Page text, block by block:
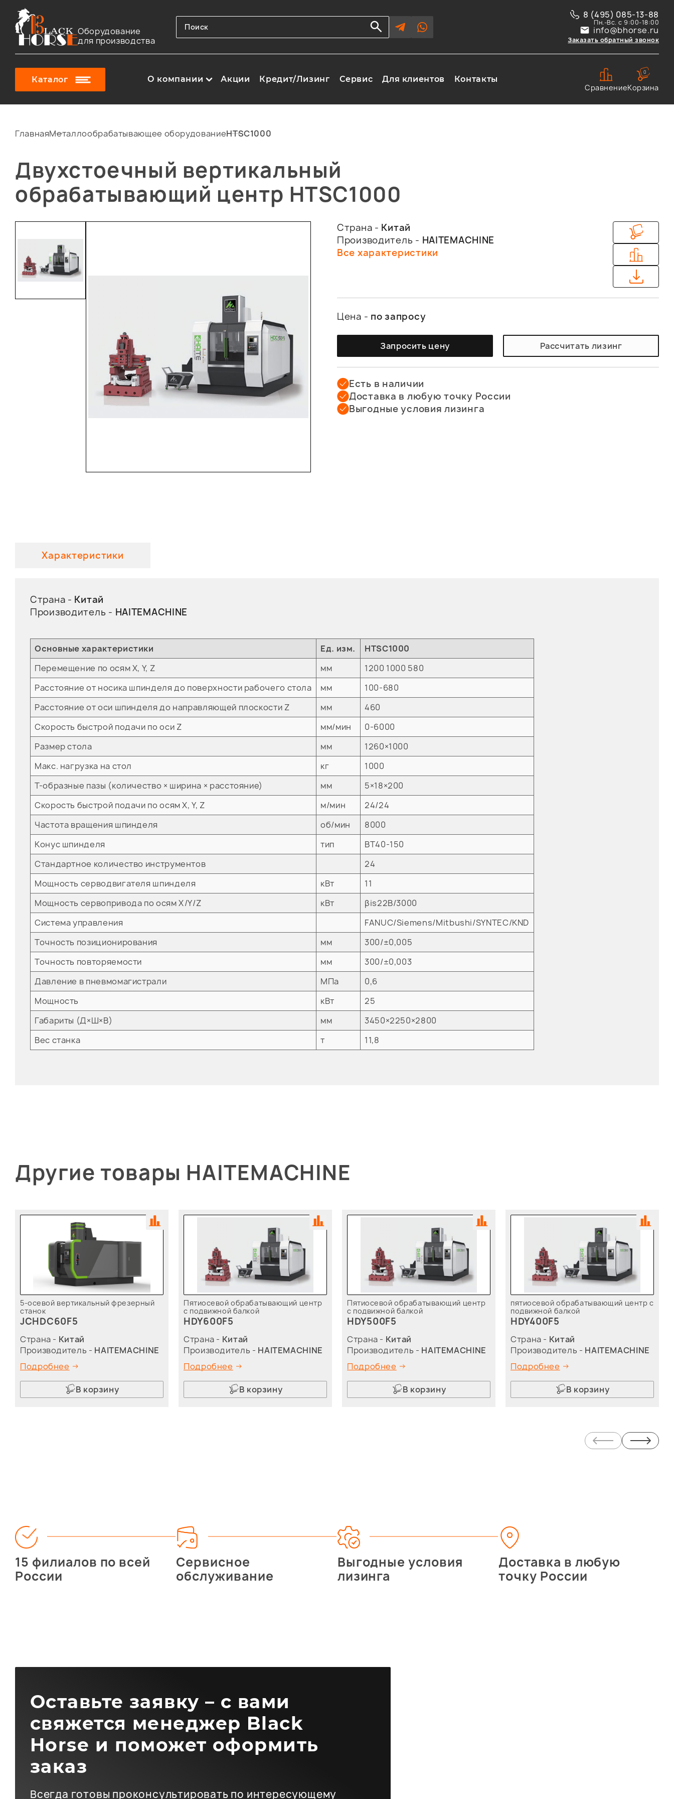
Оборудование
для производства
8 (495) 085-13-88
Пн.-Вс. с 9:00-18:00
info@bhorse.ru
Заказать обратный звонок
Каталог О компании Акции Кредит/Лизинг Сервис Для клиентов
Контакты
Сравнение
0
Корзина
ГлавнаяМеталлообрабатывающее оборудованиеHTSC1000
Двухстоечный вертикальный
обрабатывающий центр HTSC1000
Страна - Китай
Производитель - HAITEMACHINE
Все характеристики
Цена - по запросу
Запросить цену Рассчитать лизинг
Есть в наличии
Доставка в любую точку России
Выгодные условия лизинга
Характеристики
Страна - Китай
Производитель - HAITEMACHINE
Основные характеристики Ед. изм.
HTSC1000
Перемещение по осям X, Y, Z
мм
1200 1000 580
Расстояние от носика шпинделя до поверхности рабочего стола
мм
100-680
Расстояние от оси шпинделя до направляющей плоскости Z
мм
460
Скорость быстрой подачи по оси Z
мм/мин
0-6000
Размер стола
мм
1260×1000
Макс. нагрузка на стол
кг
1000
Т-образные пазы (количество × ширина × расстояние)
мм
5×18×200
Скорость быстрой подачи по осям X, Y, Z
м/мин
24/24
Частота вращения шпинделя
об/мин
8000
Конус шпинделя
тип
ВТ40-150
Стандартное количество инструментов
24
Мощность серводвигателя шпинделя
кВт
11
Мощность сервопривода по осям X/Y/Z
кВт
βis22B/3000
Система управления
FANUC/Siemens/Mitbushi/SYNTEC/KND
Точность позиционирования
мм
300/±0,005
Точность повторяемости
мм
300/±0,003
Давление в пневмомагистрали
МПа
0,6
Мощность
кВт
25
Габариты (Д×Ш×В)
мм
3450×2250×2800
Вес станка
т 11,8
Другие товары HAITEMACHINE
5-осевой вертикальный фрезерный
станок
JCHDC60F5
Страна - Китай
Производитель - HAITEMACHINE
Подробнее
В корзину
Пятиосевой обрабатывающий центр
с подвижной балкой
HDY600F5
Страна - Китай
Производитель - HAITEMACHINE
Подробнее
В корзину
Пятиосевой обрабатывающий центр
с подвижной балкой
HDY500F5
Страна - Китай
Производитель - HAITEMACHINE
Подробнее
В корзину
пятиосевой обрабатывающий центр с
подвижной балкой
HDY400F5
Страна - Китай
Производитель - HAITEMACHINE
Подробнее
В корзину
15 филиалов по всей
России
Сервисное
обслуживание
Выгодные условия
лизинга
Доставка в любую
точку России
Оставьте заявку – с вами
свяжется менеджер Black
Horse и поможет оформить
заказ
Всегда готовы проконсультировать по интересующему